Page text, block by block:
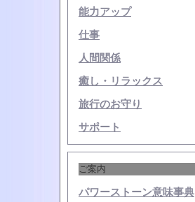
能力アップ
仕事
人間関係
癒し・リラックス
旅行のお守り
サポート
ご案内
パワーストーン意味事典